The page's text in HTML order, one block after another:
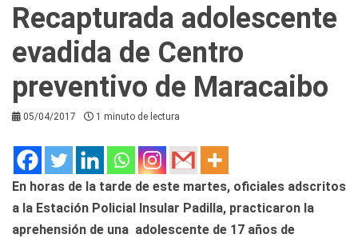
Recapturada adolescente
evadida de Centro
preventivo de Maracaibo
05/04/2017 1 minuto de lectura
En horas de la tarde de este martes, oficiales adscritos
a la Estación Policial Insular Padilla, practicaron la
aprehensión de una adolescente de 17 años de